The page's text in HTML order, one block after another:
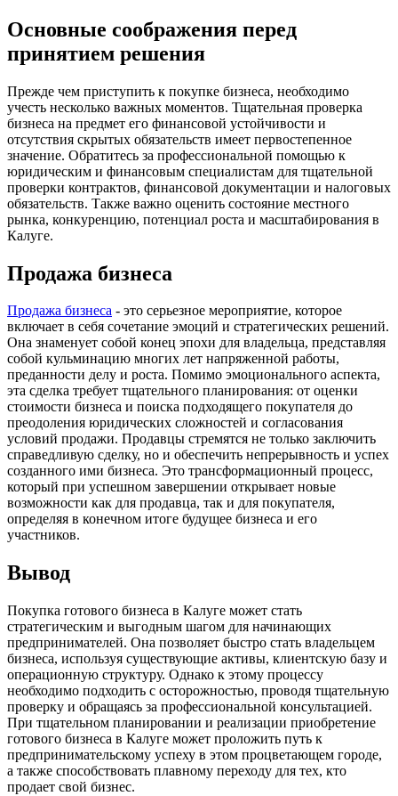
Основные соображения перед
принятием решения
Прежде чем приступить к покупке бизнеса, необходимо
учесть несколько важных моментов. Тщательная проверка
бизнеса на предмет его финансовой устойчивости и
отсутствия скрытых обязательств имеет первостепенное
значение. Обратитесь за профессиональной помощью к
юридическим и финансовым специалистам для тщательной
проверки контрактов, финансовой документации и налоговых
обязательств. Также важно оценить состояние местного
рынка, конкуренцию, потенциал роста и масштабирования в
Калуге.
Продажа бизнеса
Продажа бизнеса - это серьезное мероприятие, которое
включает в себя сочетание эмоций и стратегических решений.
Она знаменует собой конец эпохи для владельца, представляя
собой кульминацию многих лет напряженной работы,
преданности делу и роста. Помимо эмоционального аспекта,
эта сделка требует тщательного планирования: от оценки
стоимости бизнеса и поиска подходящего покупателя до
преодоления юридических сложностей и согласования
условий продажи. Продавцы стремятся не только заключить
справедливую сделку, но и обеспечить непрерывность и успех
созданного ими бизнеса. Это трансформационный процесс,
который при успешном завершении открывает новые
возможности как для продавца, так и для покупателя,
определяя в конечном итоге будущее бизнеса и его
участников.
Вывод
Покупка готового бизнеса в Калуге может стать
стратегическим и выгодным шагом для начинающих
предпринимателей. Она позволяет быстро стать владельцем
бизнеса, используя существующие активы, клиентскую базу и
операционную структуру. Однако к этому процессу
необходимо подходить с осторожностью, проводя тщательную
проверку и обращаясь за профессиональной консультацией.
При тщательном планировании и реализации приобретение
готового бизнеса в Калуге может проложить путь к
предпринимательскому успеху в этом процветающем городе,
а также способствовать плавному переходу для тех, кто
продает свой бизнес.